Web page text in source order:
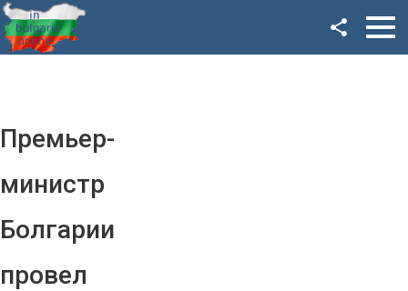
Премьер-
министр
Болгарии
провел